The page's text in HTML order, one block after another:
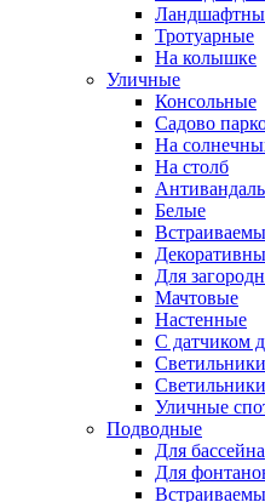
Тротуарные
На колышке
Уличные
Консольные
Садово
На
На столб
Белые
Для
Мачтовые
Настенные
С датчиком
Уличные
Подводные
Для бассейна
Для